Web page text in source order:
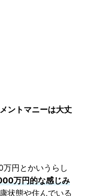
ントマニーは大丈
円とかいうらし
万円的な感じみ
状態や住んでいる